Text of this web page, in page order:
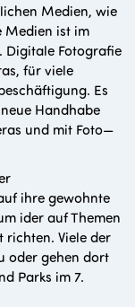
Medien, wie
Medien ist im
Digitale Fotografie
für viele
Es
Handhabe
und mit Foto—
ihre gewohnte
ider auf Themen
Viele der
oder gehen dort
Parks im 7.